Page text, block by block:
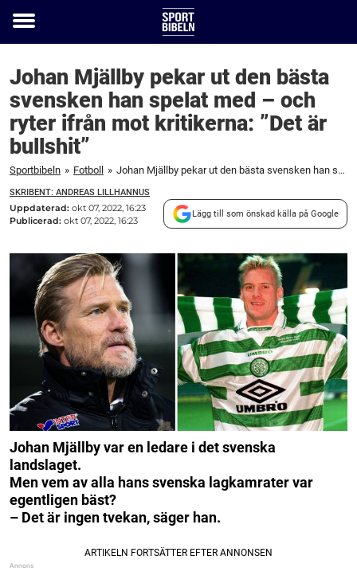
Toggle
Johan Mjällby pekar ut den bästa
svensken han spelat med – och
ryter ifrån mot kritikerna: ”Det är
bullshit”
Sportbibeln » Fotboll » Johan Mjällby pekar ut den bästa svensken han spelat med – och ryter ifrån mot kritikerna: ”Det är bullshit”
SKRIBENT: ANDREAS LILLHANNUS
Uppdaterad: okt 07, 2022, 16:23
Publicerad: okt 07, 2022, 16:23
Lägg till som önskad källa på Google
Johan Mjällby var en ledare i det svenska
landslaget.
Men vem av alla hans svenska lagkamrater var
egentligen bäst?
– Det är ingen tvekan, säger han.